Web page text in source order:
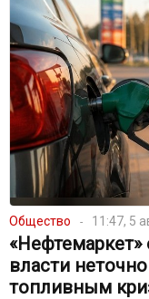
Общество 11:47, 5
«Нефтемаркет»
власти
топливным